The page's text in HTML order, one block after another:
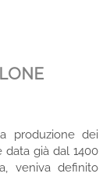
produzione dei
già dal 1400
veniva definito